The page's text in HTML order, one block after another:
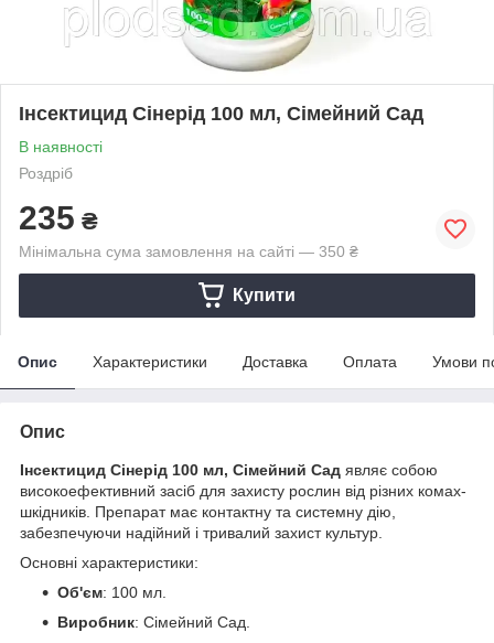
Інсектицид Сінерід 100 мл, Сімейний Сад
В наявності
Роздріб
235 ₴
Мінімальна сума замовлення на сайті — 350 ₴
Купити
Опис Характеристики Доставка Оплата Умови
Опис
Інсектицид Сінерід 100 мл, Сімейний Сад являє собою
високоефективний засіб для захисту рослин від різних комах-
шкідників. Препарат має контактну та системну дію,
забезпечуючи надійний і тривалий захист культур.
Основні характеристики:
Об'єм: 100 мл.
Виробник: Сімейний Сад.